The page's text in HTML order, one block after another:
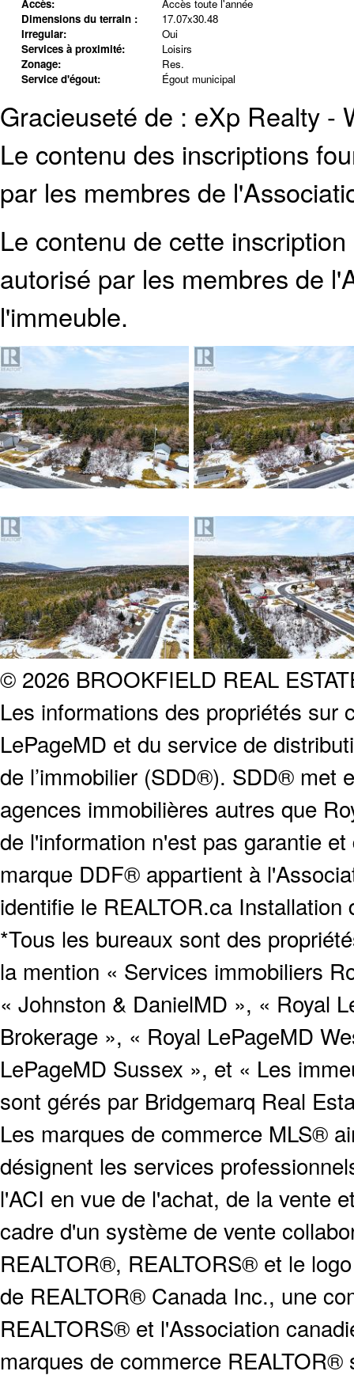
Accès:
Accès toute l'année
Dimensions du terrain :
17.07x30.48
Irregular:
Oui
Services à proximité:
Loisirs
Zonage:
Res.
Service d'égout:
Égout municipal
Gracieuseté de : eXp Realty -
Le contenu des inscriptions
par les membres de
Le contenu de cette
autorisé par les membres de
l'immeuble.
© 2026 BROOKFIELD REAL
Les informations des propriétés sur
LePageMD et du service de
de l’immobilier (SDD®). SDD® met
agences immobilières autres que
de l'information n'est pas garantie
marque DDF® appartient à
identifie le REALTOR.ca
*Tous les bureaux sont des
la mention « Services immobiliers
« Johnston & DanielMD », « Royal
Brokerage », « Royal LePageMD
LePageMD Sussex », et « Les
sont gérés par Bridgemarq Real
Les marques de commerce MLS®
désignent les services
l'ACI en vue de l'achat, de la vente
cadre d'un système de vente
REALTOR®, REALTORS® et le
de REALTOR® Canada Inc., une
REALTORS® et l'Association
marques de commerce